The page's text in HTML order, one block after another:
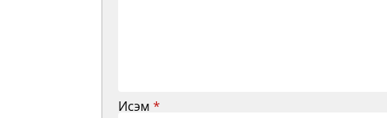
Исэм *